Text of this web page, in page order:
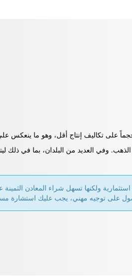
حجماً على تكاليف إنتاج أقل، وهو ما ينعكس
وفي العديد من البلدان، بما في ذلك